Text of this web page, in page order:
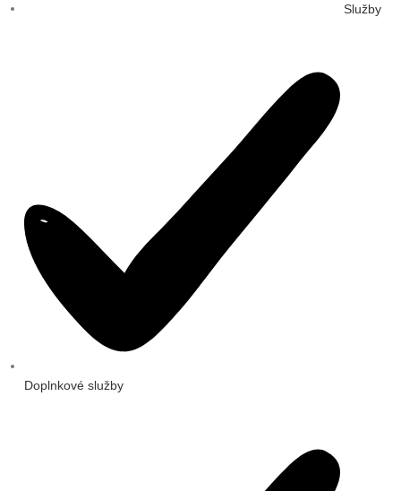
Služby
Doplnkové služby